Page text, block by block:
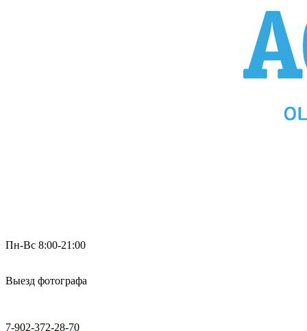
Пн-Вс 8:00-21:00
Выезд фотографа
7-902-372-28-70